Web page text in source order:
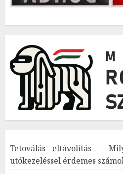
Tetoválás eltávolítás –
utókezeléssel érdemes